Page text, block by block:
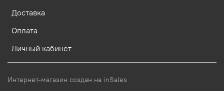
Доставка
Оплата
Личный кабинет
Интернет-магазин создан на inSales